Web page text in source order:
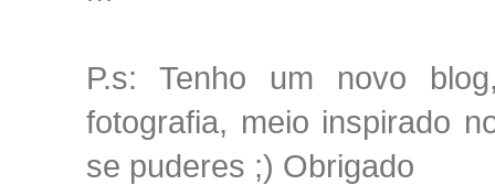
P.s: Tenho um novo
fotografia, meio inspirado
se puderes ;) Obrigado